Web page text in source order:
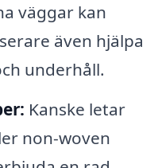
väggar kan
även hjälpa
underhåll.
Kanske letar
non-woven